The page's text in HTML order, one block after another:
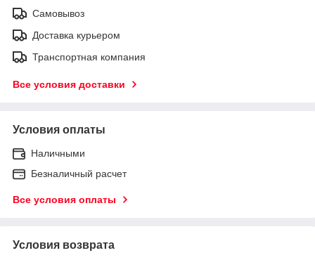
Самовывоз
Доставка курьером
Транспортная компания
Все условия доставки
Условия оплаты
Наличными
Безналичный расчет
Все условия оплаты
Условия возврата